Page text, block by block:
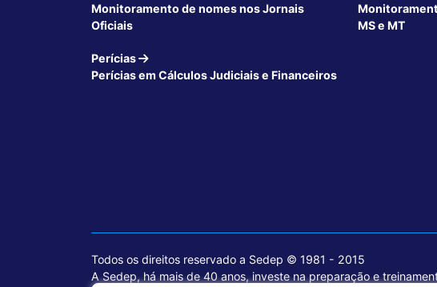
Monitoramento de nomes nos Jornais
Oficiais
MS e MT
Perícias
Perícias em Cálculos Judiciais e Financeiros
Todos os direitos reservado a Sedep © 1981 - 2015
A Sedep, há mais de 40 anos, investe na preparação e